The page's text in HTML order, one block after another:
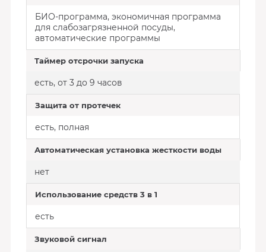
БИО-программа, экономичная программа
для слабозагрязненной посуды,
автоматические программы
Таймер отсрочки запуска
есть, от 3 до 9 часов
Защита от протечек
есть, полная
Автоматическая установка жесткости воды
нет
Использование средств 3 в 1
есть
Звуковой сигнал